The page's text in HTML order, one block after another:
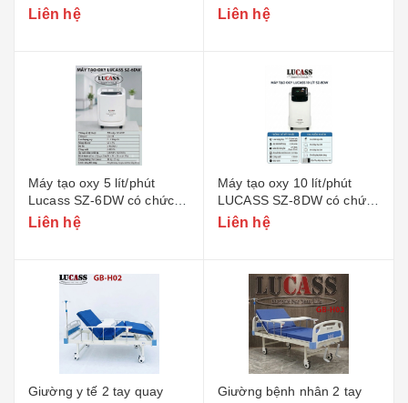
Liên hệ
Lucass X-58L - Phiên bản
Liên hệ
Máy tạo oxy 5 lít/phút
Lucass SZ-6DW có chức
năng xông
Liên hệ
Máy tạo oxy 10 lít/phút
LUCASS SZ-8DW có chức
năng xông
Liên hệ
Giường y tế 2 tay quay
Giường bệnh nhân 2 tay